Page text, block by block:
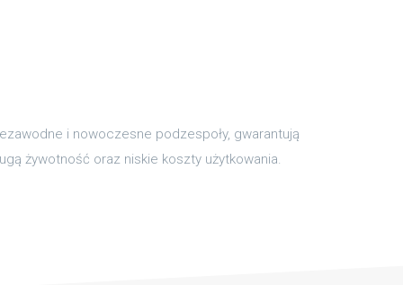
i nowoczesne podzespoły, gwarantują
żywotność oraz niskie koszty użytkowania.